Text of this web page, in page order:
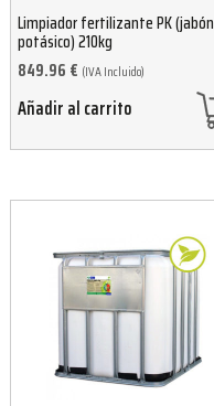
Limpiador fertilizante PK (jabón
potásico) 210kg
849.96 € (IVA Incluido)
Añadir al carrito